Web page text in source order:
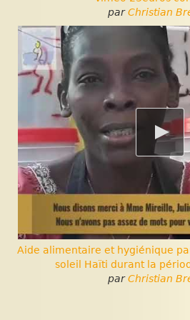
parChristian
Aide alimentaire et hygiénique
soleil Haïti durant la
parChristian